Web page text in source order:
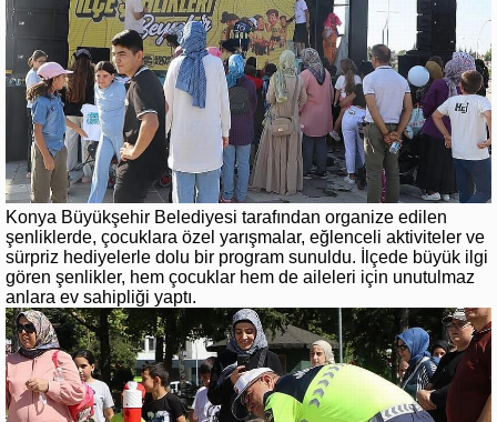
Konya Büyükşehir Belediyesi tarafından organize edilen
şenliklerde, çocuklara özel yarışmalar, eğlenceli aktiviteler ve
sürpriz hediyelerle dolu bir program sunuldu. İlçede büyük ilgi
gören şenlikler, hem çocuklar hem de aileleri için unutulmaz
anlara ev sahipliği yaptı.